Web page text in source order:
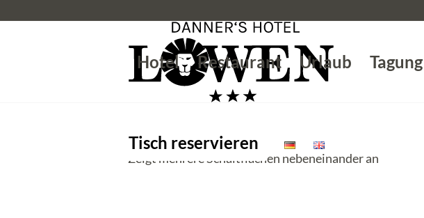
Hotel Restaurant Urlaub Tagung
Tisch reservieren
Zeigt mehrere Schaltflächen nebeneinander an